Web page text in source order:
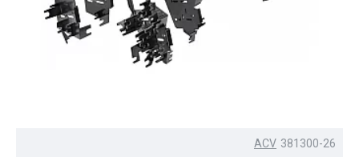
ACV 381300-26